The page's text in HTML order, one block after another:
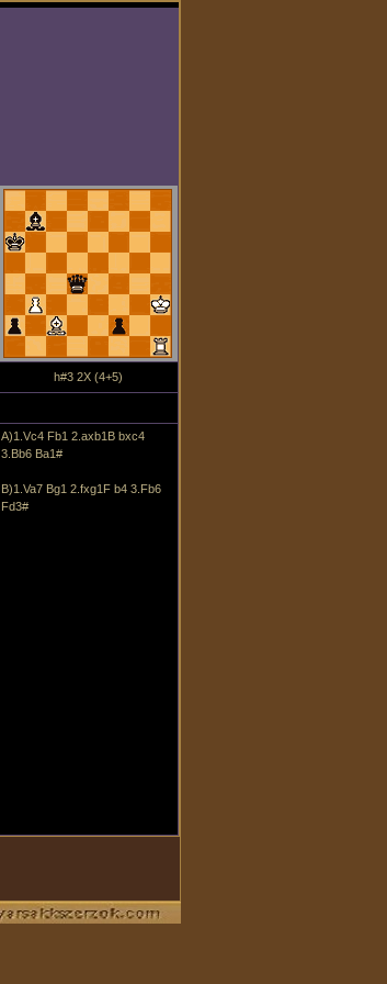
h#3 2X (4+5)
A)1.Vc4 Fb1 2.axb1B bxc4
3.Bb6 Ba1#
B)1.Va7 Bg1 2.fxg1F b4 3.Fb6
Fd3#